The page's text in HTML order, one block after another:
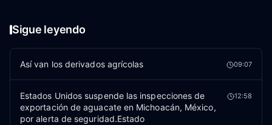
Sigue leyendo
Así van los derivados agrícolas 09:07
Estados Unidos suspende las inspecciones de
exportación de aguacate en Michoacán, México,
por alerta de seguridad.Estado
12:58